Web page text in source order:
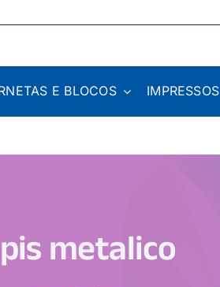
E BLOCOS IMPRESSOS
metalico